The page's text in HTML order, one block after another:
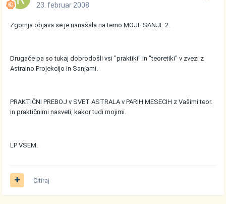
23. februar 2008
Zgornja objava se je nanašala na temo MOJE SANJE 2.
Drugače pa so tukaj dobrodošli vsi "praktiki" in "teoretiki" v zvezi z
Astralno Projekcijo in Sanjami.
PRAKTIČNI PREBOJ v SVET ASTRALA v PARIH MESECIH z Vašimi teor.
in praktičnimi nasveti, kakor tudi mojimi.
LP VSEM.
Citiraj